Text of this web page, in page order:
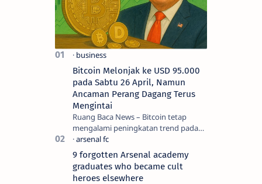
Bitcoin Melonjak ke USD 95.000
pada Sabtu 26 April, Namun
Ancaman Perang Dagang Terus
Mengintai
Ruang Baca News – Bitcoin tetap
mengalami peningkatan trend pada
hari Jumat (25/4) dan hampir
mencapai titik tertingginya selama
dua bulan b…
9 forgotten Arsenal academy
graduates who became cult
heroes elsewhere